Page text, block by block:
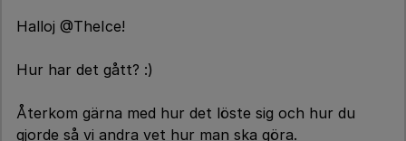
Halloj @TheIce!
Hur har det gått? :)
Återkom gärna med hur det löste sig och hur du
gjorde så vi andra vet hur man ska göra.